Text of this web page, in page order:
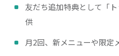
友だち追加特典として「
供
月2回、新メニューや限定